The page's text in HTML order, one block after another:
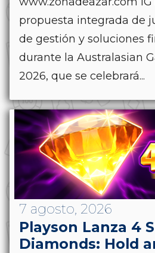
propuesta integrada de
de gestión y soluciones
durante la Australasian
2026, que se celebrará...
7 agosto, 2026
Playson Lanza 4
Diamonds: Hold